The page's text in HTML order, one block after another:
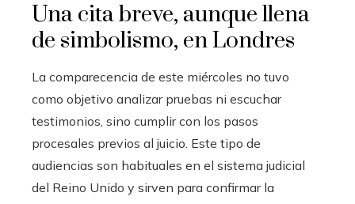
Una cita breve, aunque llena
de simbolismo, en Londres
La comparecencia de este miércoles no tuvo
como objetivo analizar pruebas ni escuchar
testimonios, sino cumplir con los pasos
procesales previos al juicio. Este tipo de
audiencias son habituales en el sistema judicial
del Reino Unido y sirven para confirmar la